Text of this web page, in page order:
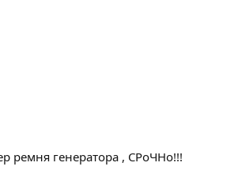
ремня генератора , СРоЧНо!!!